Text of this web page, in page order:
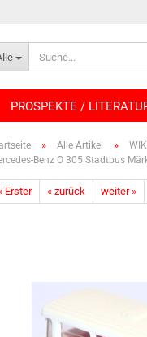
PROSPEKTE /
» Alle Artikel »
​Benz O 305 Stadtbus
Erster « zurück weiter »